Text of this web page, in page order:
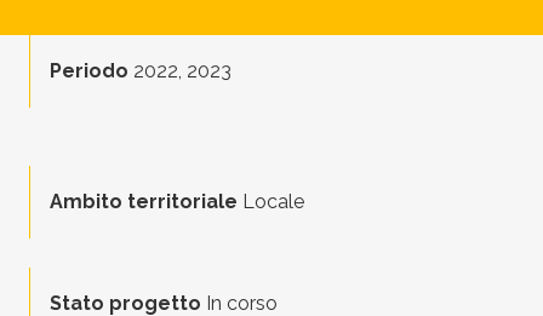
Periodo 2022, 2023
Ambito territoriale Locale
Stato progetto In corso